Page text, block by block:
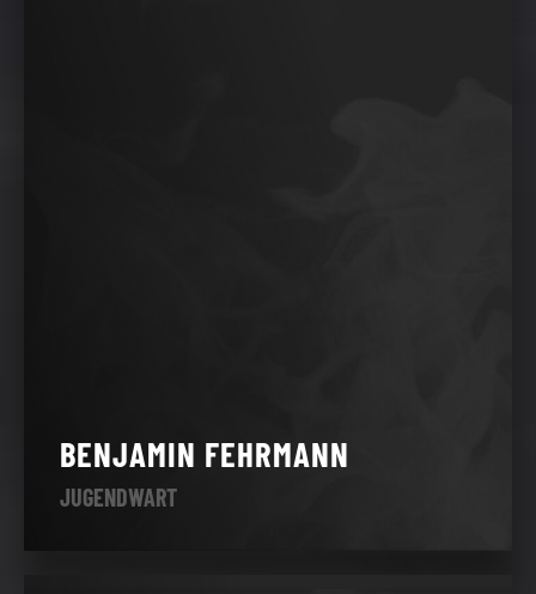
BENJAMIN FEHRMANN
JUGENDWART